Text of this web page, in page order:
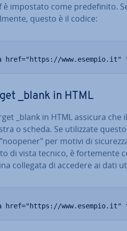
è impostato come pre­de­fi­ni­to.
questo è il codice:
href="https://
_blank in HTML
_blank in HTML assicura
o scheda. Se uti­liz­za­te
per motivi di
di vista tecnico, è for­te­men­te
collegata di accedere ai dati
href="https://www.esempio.it"